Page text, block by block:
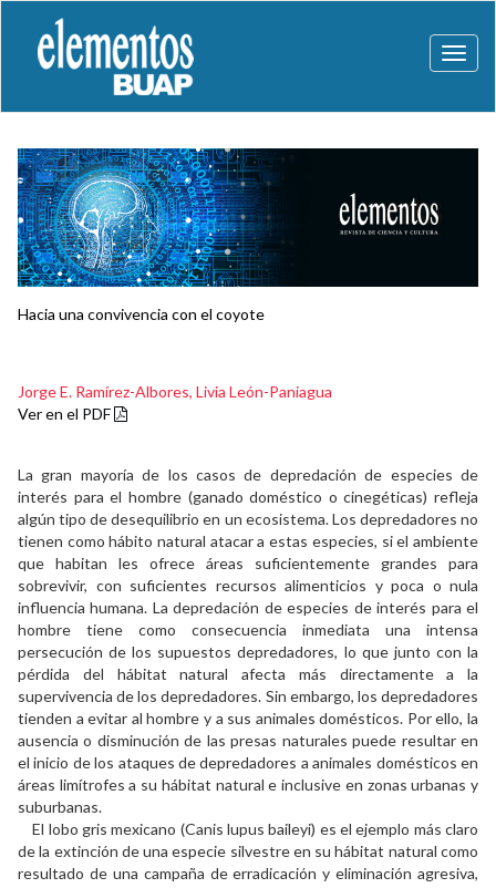
Hacia una convivencia con el coyote
Jorge E. Ramírez-Albores, Livia León-Paniagua
Ver en el PDF
La gran mayoría de los casos de depredación de especies de
interés para el hombre (ganado doméstico o cinegéticas) refleja
algún tipo de desequilibrio en un ecosistema. Los depredadores no
tienen como hábito natural atacar a estas especies, si el ambiente
que habitan les ofrece áreas suficientemente grandes para
sobrevivir, con suficientes recursos alimenticios y poca o nula
influencia humana. La depredación de especies de interés para el
hombre tiene como consecuencia inmediata una intensa
persecución de los supuestos depredadores, lo que junto con la
pérdida del hábitat natural afecta más directamente a la
supervivencia de los depredadores. Sin embargo, los depredadores
tienden a evitar al hombre y a sus animales domésticos. Por ello, la
ausencia o disminución de las presas naturales puede resultar en
el inicio de los ataques de depredadores a animales domésticos en
áreas limítrofes a su hábitat natural e inclusive en zonas urbanas y
suburbanas.
El lobo gris mexicano (Canis lupus baileyi) es el ejemplo más claro
de la extinción de una especie silvestre en su hábitat natural como
resultado de una campaña de erradicación y eliminación agresiva,